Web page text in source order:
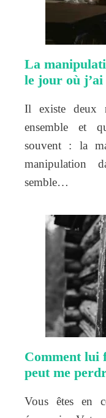
La
le jour où
Il existe deux
ensemble et
souvent : la
manipulation
semble…
Comment lui
peut me
Vous êtes en